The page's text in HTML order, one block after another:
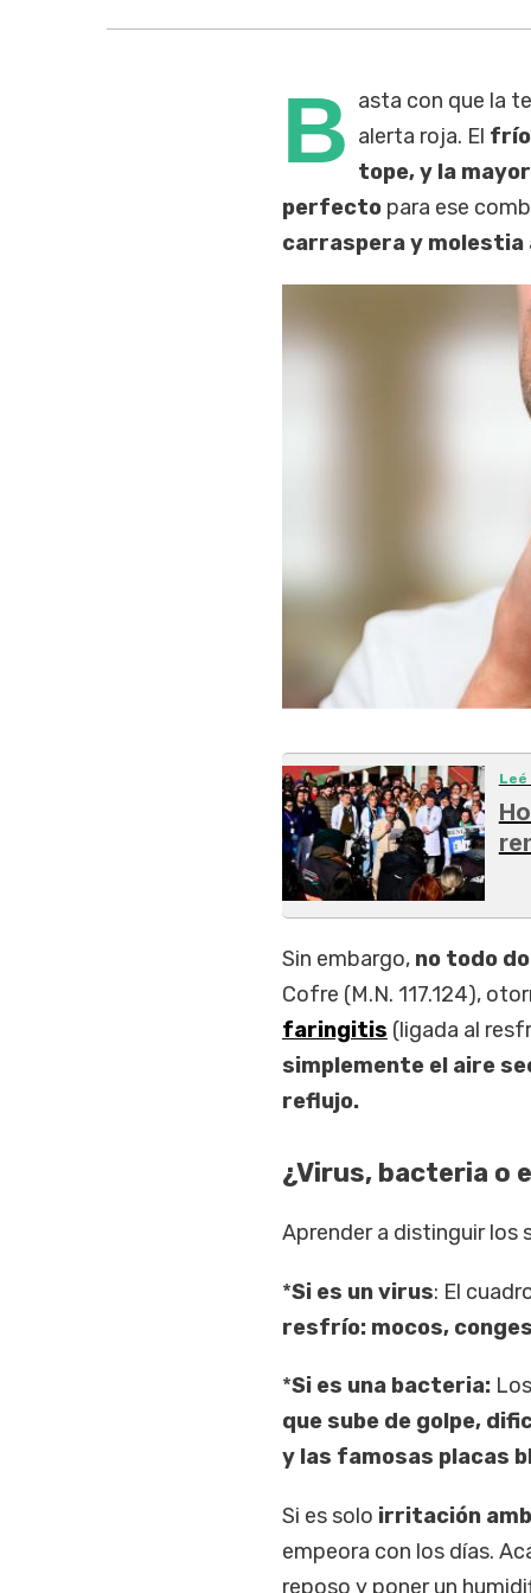
B asta con que la
alerta roja. El
tope, y la
perfectopara ese
carraspera y molestia
Sin embargo, no todo
Cofre (M.N. 117.124),
faringitis (ligada al
simplemente el aire
reflujo.
¿Virus, bacteria o
Aprender a distinguir los
*Si es un virus: El
resfrío: mocos,
*Si es una bacteria:
que sube de golpe,
y las famosas placas
Si es solo irritación
empeora con los días.
reposo y poner un